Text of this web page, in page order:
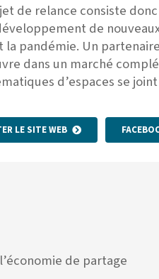
de relance consiste
de
la pandémie. Un
dans un marché
d’espaces se
LE SITE WEB
de partage